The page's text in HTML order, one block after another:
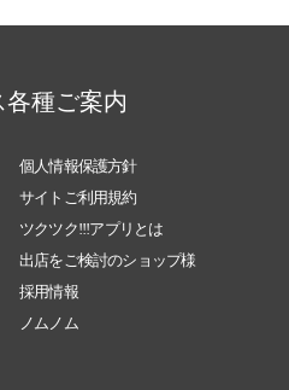
種ご案内
個人情報保護方針
サイトご利用規約
ツクツク!!!アプリとは
出店をご検討のショップ様
採用情報
ノムノム